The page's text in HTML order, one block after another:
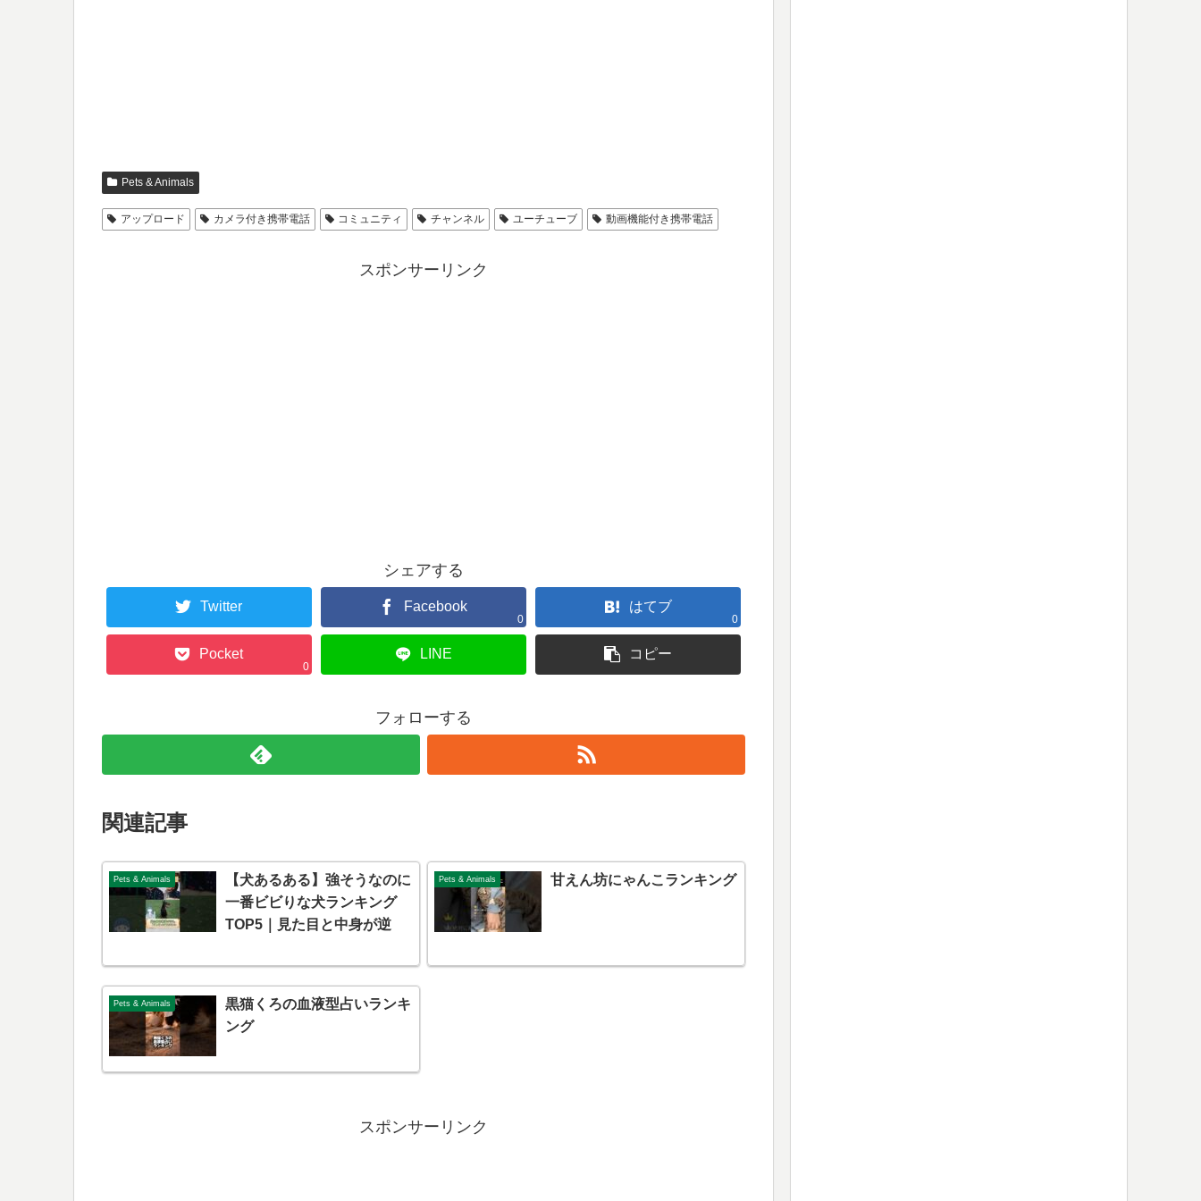
Pets & Animals
アップロード カメラ付き携帯電話 コミュニティ チャンネル ユーチューブ 動画機能付き携帯電話
スポンサーリンク
シェアする
Twitter Facebook
0
はてブ
0
Pocket
0
LINE コピー
フォローする
関連記事
Pets & Animals
【犬あるある】強そうなのに
一番ビビりな犬ランキング
TOP5｜見た目と中身が逆
Pets & Animals 甘えん坊にゃんこランキング
Pets & Animals
黒猫くろの血液型占いランキ
ング
スポンサーリンク